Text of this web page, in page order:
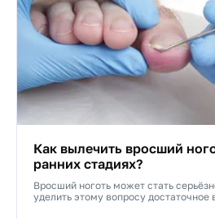
Как вылечить вросший
ранних стадиях?
Вросший ноготь может стать
уделить этому вопросу